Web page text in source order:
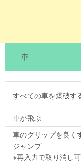
車
すべての車を爆破す
車が飛ぶ
車のグリップを良く
ジャンプ
※再入力で取り消し